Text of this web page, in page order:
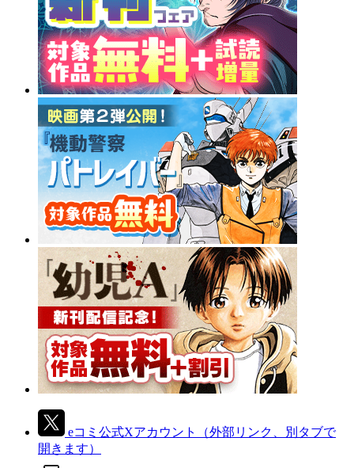
eコミ公式Xアカウント
（外部リンク、別タブで
開きます）